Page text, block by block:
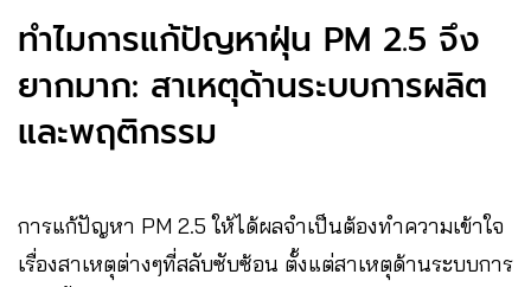
ทำไมการแก้ปัญหาฝุ่น PM 2.5 จึง
ยากมาก: สาเหตุด้านระบบการผลิต
และพฤติกรรม
การแก้ปัญหา PM 2.5 ให้ได้ผลจำเป็นต้องทำความเข้าใจ
เรื่องสาเหตุต่างๆที่สลับซับซ้อน ตั้งแต่สาเหตุด้านระบบการ